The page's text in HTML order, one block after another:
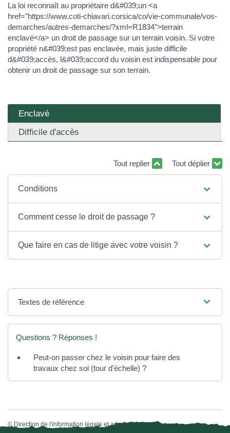
La loi reconnaît au propriétaire d&#039;un <a
href="https://www.coti-chiavari.corsica/co/vie-communale/vos-
demarches/autres-demarches/?xml=R1834">terrain
enclavé</a> un droit de passage sur un terrain voisin. Si votre
propriété n&#039;est pas enclavée, mais juste difficile
d&#039;accès, l&#039;accord du voisin est indispensable pour
obtenir un droit de passage sur son terrain.
Enclavé
Difficile d'accès
Tout replier Tout déplier
Conditions
Comment cesse le droit de passage ?
Que faire en cas de litige avec votre voisin ?
Textes de référence
Questions ? Réponses !
Peut-on passer chez le voisin pour faire des
travaux chez soi (tour d'échelle) ?
© Direction de l'information légale et administrative